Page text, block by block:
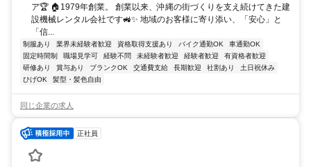
ア🏆 🏠1979年創業。 創業以来、沖縄の街づくりを支え続けてきた建
設機械レンタル会社です🚜✨ 地域のお客様に寄り添い、「安心」と
「信...
制服あり 業界未経験者歓迎 資格取得支援あり バイク通勤OK
車通勤OK
固定時間制
職場見学可 経験不問 未経験者歓迎 経験者歓迎
有資格者歓迎
研修あり
賞与あり ブランクOK 交通費支給 長期歓迎 社割あり
土日祝休み
ひげOK
髪型・髪色自由
同じ企業の求人
正社員